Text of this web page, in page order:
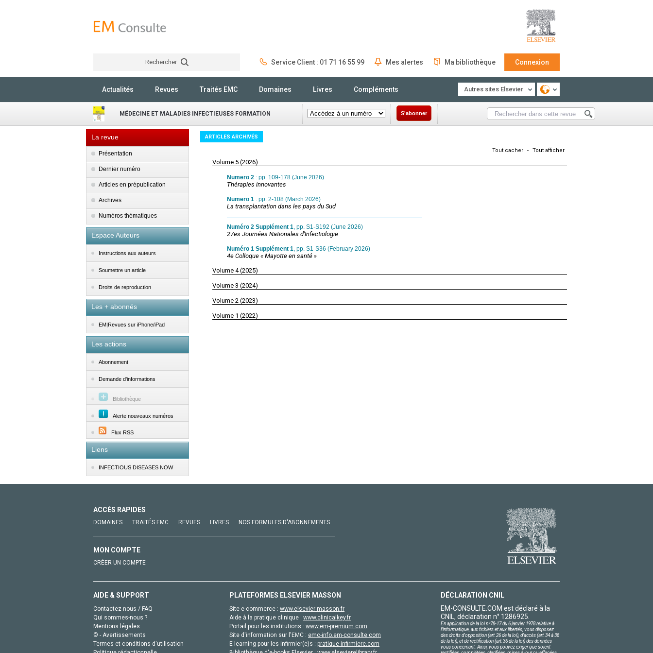
Rechercher Service Client : 01 71 16 55 99 Mes alertes Ma bibliothèque Connexion
Actualités Revues Traités EMC Domaines Livres Compléments Autres sites Elsevier
MÉDECINE ET MALADIES INFECTIEUSES FORMATION S'abonner
La revue
Présentation
Dernier numéro
Articles en prépublication
Archives
Numéros thématiques
Espace Auteurs
Instructions aux auteurs
Soumettre un article
Droits de reproduction
Les + abonnés
EM|Revues sur iPhone/iPad
Les actions
Abonnement
Demande d'informations
Bibliothèque
Alerte nouveaux numéros
Flux RSS
Liens
INFECTIOUS DISEASES NOW
ARTICLES ARCHIVÉS
Tout cacher - Tout afficher
Volume 5 (2026)
Numero 2 : pp. 109-178 (June 2026)
Thérapies innovantes
Numero 1 : pp. 2-108 (March 2026)
La transplantation dans les pays du Sud
Numéro 2 Supplément 1, pp. S1-S192 (June 2026)
27es Journées Nationales d'Infectiologie
Numéro 1 Supplément 1, pp. S1-S36 (February 2026)
4e Colloque « Mayotte en santé »
Volume 4 (2025)
Volume 3 (2024)
Volume 2 (2023)
Volume 1 (2022)
ACCÈS RAPIDES
DOMAINES TRAITÉS EMC REVUES LIVRES NOS FORMULES D'ABONNEMENTS
MON COMPTE
CRÉER UN COMPTE
AIDE & SUPPORT
Contactez-nous / FAQ
Qui sommes-nous ?
Mentions légales
© - Avertissements
Termes et conditions d'utilisation
PLATEFORMES ELSEVIER MASSON
Site e-commerce : www.elsevier-masson.fr
Aide à la pratique clinique : www.clinicalkey.fr
Portail pour les institutions : www.em-premium.com
Site d'information sur l'EMC : emc-info.em-consulte.com
E-learning pour les infirmier(e)s : pratique-infirmiere.com
DÉCLARATION CNIL
EM-CONSULTE.COM est déclaré à la
CNIL, déclaration n° 1286925.
En application de la loi nº78-17 du 6 janvier 1978 relative à
l'informatique, aux fichiers et aux libertés, vous disposez
des droits d'opposition (art.26 de la loi), d'accès (art.34 à 38
de la loi), et de rectification (art.36 de la loi) des données
vous concernant. Ainsi, vous pouvez exiger que soient